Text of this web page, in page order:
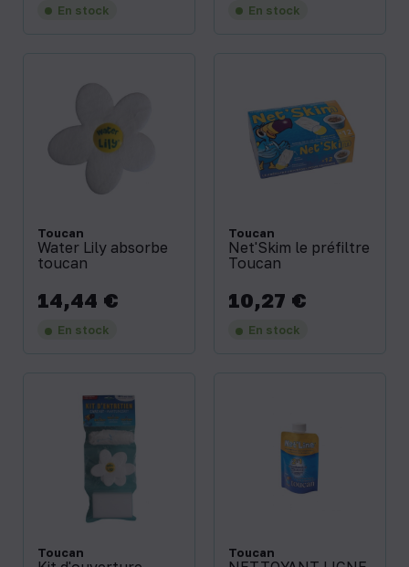
En stock En stock
Toucan
Water Lily absorbe
toucan
Prix
14,44 €
En stock
Toucan
Net'Skim le préfiltre
Toucan
Prix
10,27 €
En stock
Toucan Toucan